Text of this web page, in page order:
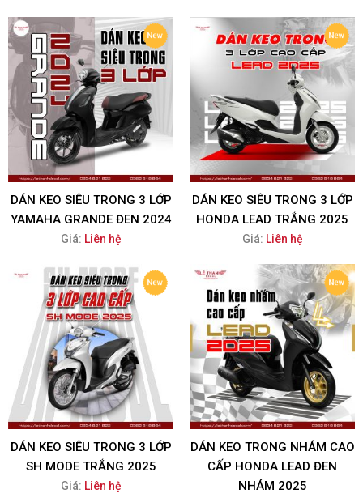
DÁN KEO SIÊU TRONG 3 LỚP
YAMAHA GRANDE ĐEN 2024
Giá: Liên hệ
DÁN KEO SIÊU TRONG 3 LỚP
HONDA LEAD TRẮNG 2025
Giá: Liên hệ
DÁN KEO SIÊU TRONG 3 LỚP
SH MODE TRẮNG 2025
Giá: Liên hệ
DÁN KEO TRONG NHÁM CAO
CẤP HONDA LEAD ĐEN
NHÁM 2025